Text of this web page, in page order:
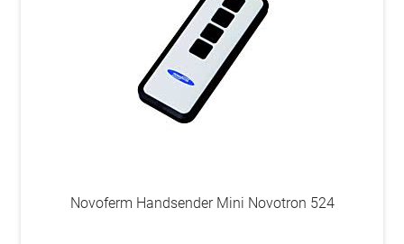
Novoferm Handsender Mini Novotron 524